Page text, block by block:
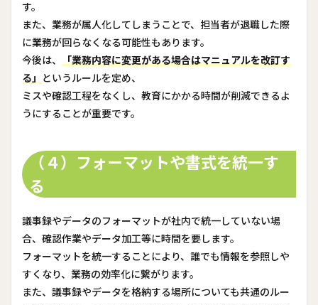
す。
また、業務が属人化してしまうことで、担当者が退職した際
に業務が回らなくなる可能性もあります。
今後は、
「業務内容に変更がある場合はマニュアルを改訂す
る」
というルールを定め、
ミスや確認工程をなくし、教育にかかる時間が削減できるよ
うにすることが重要です。
（４）フォーマットや書式を統一す
る
議事録やデータのフォーマットが社内で統一していない場
合、確認作業やデータ加工等に時間を要します。
フォーマットを統一することにより、誰でも情報を参照しや
すくなり、業務の効率化に繋がります。
また、議事録やデータを格納する場所についても共通のルー